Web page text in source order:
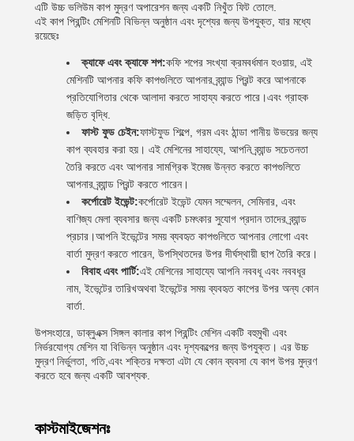
এটি উচ্চ ভলিউম কাপ মুদ্রণ অপারেশন জন্য একটি নিখুঁত ফিট তোলে.
এই কাপ প্রিন্টিং মেশিনটি বিভিন্ন অনুষ্ঠান এবং দৃশ্যের জন্য উপযুক্ত, যার মধ্যে
রয়েছেঃ
ক্যাফে এবং ক্যাফে শপ:কফি শপের সংখ্যা ক্রমবর্ধমান হওয়ায়, এই
মেশিনটি আপনার কফি কাপগুলিতে আপনার ব্র্যান্ড প্রিন্ট করে আপনাকে
প্রতিযোগিতার থেকে আলাদা করতে সাহায্য করতে পারে।এবং গ্রাহক
জড়িত বৃদ্ধি.
ফাস্ট ফুড চেইন:ফাস্টফুড শিল্পে, গরম এবং ঠান্ডা পানীয় উভয়ের জন্য
কাপ ব্যবহার করা হয়। এই মেশিনের সাহায্যে, আপনি ব্র্যান্ড সচেতনতা
তৈরি করতে এবং আপনার সামগ্রিক ইমেজ উন্নত করতে কাপগুলিতে
আপনার ব্র্যান্ড প্রিন্ট করতে পারেন।
কর্পোরেট ইভেন্ট:কর্পোরেট ইভেন্ট যেমন সম্মেলন, সেমিনার, এবং
বাণিজ্য মেলা ব্যবসার জন্য একটি চমৎকার সুযোগ প্রদান তাদের ব্র্যান্ড
প্রচার।আপনি ইভেন্টের সময় ব্যবহৃত কাপগুলিতে আপনার লোগো এবং
বার্তা মুদ্রণ করতে পারেন, উপস্থিতদের উপর দীর্ঘস্থায়ী ছাপ তৈরি করে।
বিবাহ এবং পার্টি:এই মেশিনের সাহায্যে আপনি নববধূ এবং নববধূর
নাম, ইভেন্টের তারিখঅথবা ইভেন্টের সময় ব্যবহৃত কাপের উপর অন্য কোন
বার্তা.
উপসংহারে, ডাব্লুএক্স সিঙ্গল কালার কাপ প্রিন্টিং মেশিন একটি বহুমুখী এবং
নির্ভরযোগ্য মেশিন যা বিভিন্ন অনুষ্ঠান এবং দৃশ্যকল্পের জন্য উপযুক্ত। এর উচ্চ
মুদ্রণ নির্ভুলতা, গতি,এবং শক্তির দক্ষতা এটা যে কোন ব্যবসা যে কাপ উপর মুদ্রণ
করতে হবে জন্য একটি আবশ্যক.
কাস্টমাইজেশনঃ